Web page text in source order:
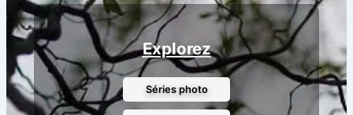
Explorez
Séries photo